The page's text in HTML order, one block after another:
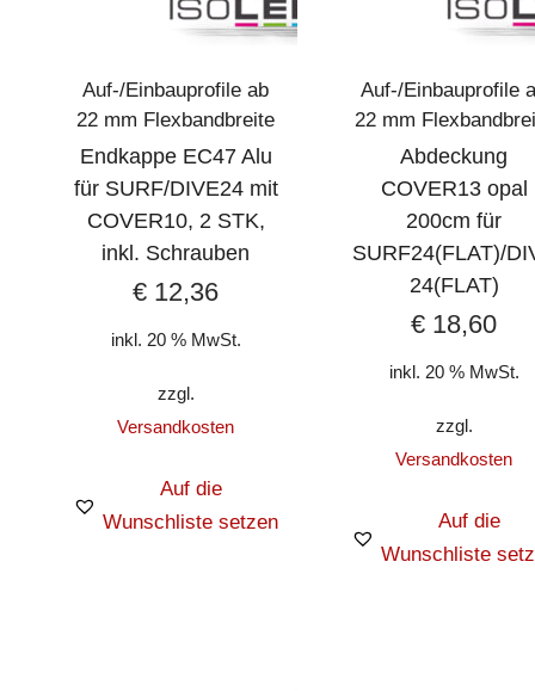
Auf-/Einbauprofile ab
22 mm Flexbandbreite
Endkappe EC47 Alu
für SURF/DIVE24 mit
COVER10, 2 STK,
inkl. Schrauben
€ 12,36
inkl. 20 % MwSt.
zzgl.
Versandkosten
Auf die
Wunschliste setzen
Auf-/Einbauprofile
22 mm
Abdeckung
COVER13 opal
200cm für
SURF24(FLAT)/
24(FLAT)
€ 18,60
inkl. 20 % MwSt.
zzgl.
Versandkosten
Auf die
Wunschliste